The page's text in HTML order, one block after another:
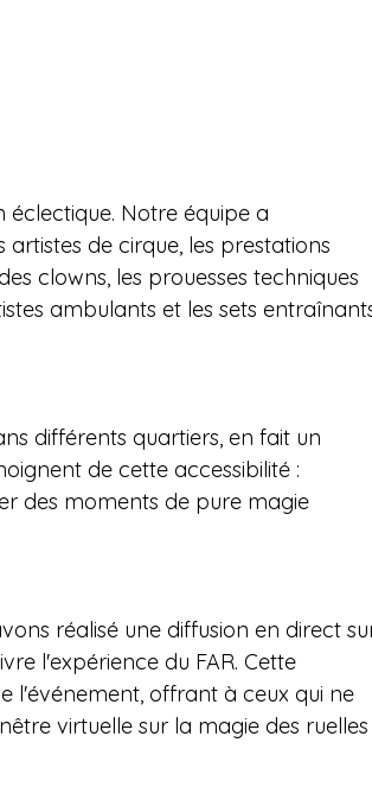
éclectique. Notre équipe a
de cirque, les prestations
clowns, les prouesses techniques
ambulants et les sets
différents quartiers, en fait un
de cette accessibilité :
des moments de pure magie
réalisé une diffusion en direct
l'expérience du FAR. Cette
l'événement, offrant à ceux qui ne
virtuelle sur la magie des